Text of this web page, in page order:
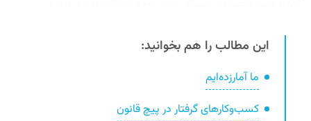
این مطالب را هم بخوانید:
ما آمارزده‌ایم
کسب‌و‌کارهای گرفتار در پیچ قانون